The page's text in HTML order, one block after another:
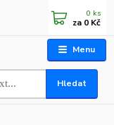
Menu
Hledat
0 ks
za 0 Kč